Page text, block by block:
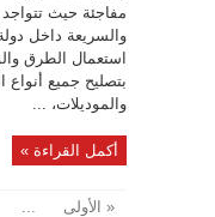
مفاجئة حيث
والسريعة داخل
استعمال الطرق
بتصليح جميع أنواع
والموديلات، ...
أكمل القراءة »
« الأولى ...